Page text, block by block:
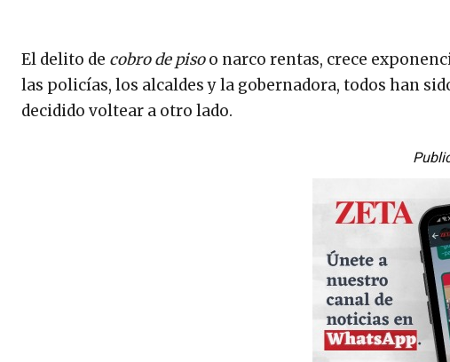
El delito de cobro de pisoo narco rentas, crece
las policías, los alcaldes y la gobernadora, todos han
decidido voltear a otro lado.